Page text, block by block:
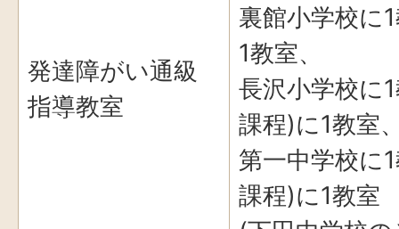
発達障がい通級
指導教室
裏館小学校に
1教室、
長沢小学校に
課程)に1教室
第一中学校に
課程)に1教室